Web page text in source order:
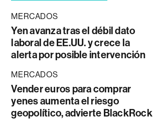
MERCADOS
Yen avanza tras el débil dato
laboral de EE.UU. y crece la
alerta por posible intervención
MERCADOS
Vender euros para comprar
yenes aumenta el riesgo
geopolítico, advierte BlackRock